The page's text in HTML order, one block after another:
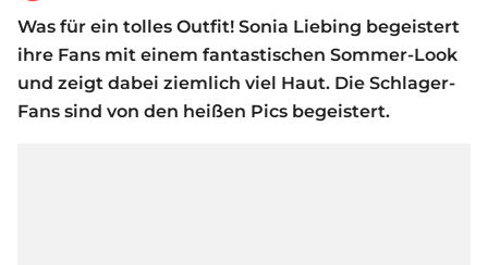
Was für ein tolles Outfit! Sonia Liebing begeistert
ihre Fans mit einem fantastischen Sommer-Look
und zeigt dabei ziemlich viel Haut. Die Schlager-
Fans sind von den heißen Pics begeistert.